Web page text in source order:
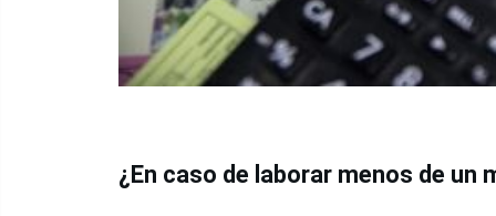
¿En caso de laborar menos de un